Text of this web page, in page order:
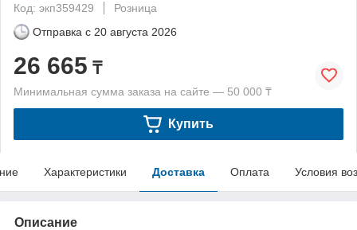
Код: экп359429
Розница
Отправка с 20 августа 2026
26 665 ₸
Минимальная сумма заказа на сайте — 50 000 ₸
Купить
Характеристики Доставка Оплата Условия
Описание